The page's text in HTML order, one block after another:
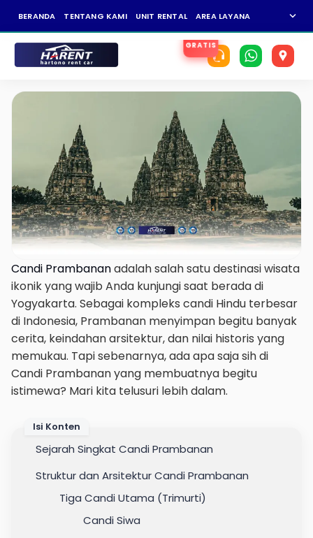
BERANDA TENTANG KAMI UNIT RENTAL AREA LAYANAN expand_more
Candi Prambananadalah salah satu destinasi wisata
ikonik yang wajib Anda kunjungi saat berada di
Yogyakarta. Sebagai kompleks candi Hindu terbesar
di Indonesia, Prambanan menyimpan begitu banyak
cerita, keindahan arsitektur, dan nilai historis yang
memukau. Tapi sebenarnya, ada apa saja sih di
Candi Prambanan yang membuatnya begitu
istimewa? Mari kita telusuri lebih dalam.
Isi Konten
Sejarah Singkat Candi Prambanan
Struktur dan Arsitektur Candi Prambanan
Tiga Candi Utama (Trimurti)
Candi Siwa